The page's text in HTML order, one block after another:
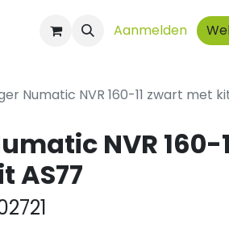
Aanmelden
Numatic NVR 160-11 zwart met
NVR 160-
AS77